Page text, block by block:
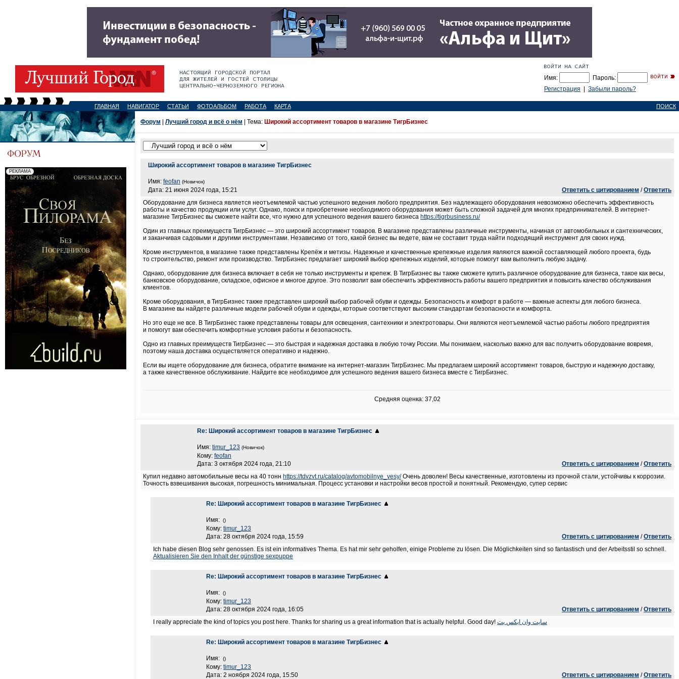
Имя:
Пароль:
Регистрация
Забыли пароль?
ГЛАВНАЯ НАВИГАТОР СТАТЬИ ФОТОАЛЬБОМ РАБОТА КАРТА ПОИСК
Форум Лучший город и всё о нём | Тема: Широкий ассортимент товаров в магазине ТигрБизнес
Широкий ассортимент товаров в магазине ТигрБизнес
Имя: feofan (Новичок)
Дата: 21 июня 2024 года, 15:21 Ответить с цитированием /Ответить
Оборудование для бизнеса является неотъемлемой частью успешного ведения любого предприятия. Без надлежащего оборудования невозможно обеспечить эффективность
работы и качество продукции или услуг. Однако, поиск и приобретение необходимого оборудования может быть сложной задачей для многих предпринимателей. В интернет-
магазине ТигрБизнес вы сможете найти все, что нужно для успешного ведения вашего бизнеса https://tigrbusiness.ru/
Один из главных преимуществ ТигрБизнес — это широкий ассортимент товаров. В магазине представлены различные инструменты, начиная от автомобильных и сантехнических,
и заканчивая садовыми и другими инструментами. Независимо от того, какой бизнес вы ведете, вам не составит труда найти подходящий инструмент для своих нужд.
Кроме инструментов, в магазине также представлены Крепёж и метизы. Надежные и качественные крепежные изделия являются важной составляющей любого проекта, будь
то строительство, ремонт или производство. ТигрБизнес предлагает широкий выбор крепежных изделий, которые помогут вам выполнить любую задачу.
Однако, оборудование для бизнеса включает в себя не только инструменты и крепеж. В ТигрБизнес вы также сможете купить различное оборудование для бизнеса, такое как весы,
банковское оборудование, складское, офисное и многое другое. Это позволит вам обеспечить эффективность работы вашего предприятия и повысить качество обслуживания
клиентов.
Кроме оборудования, в ТигрБизнес также представлен широкий выбор рабочей обуви и одежды. Безопасность и комфорт в работе — важные аспекты для любого бизнеса.
В магазине вы найдете различные модели рабочей обуви и одежды, которые соответствуют высоким стандартам безопасности и комфорта.
Но это еще не все. В ТигрБизнес также представлены товары для освещения, сантехники и электротовары. Они являются неотъемлемой частью работы любого предприятия
и помогут вам обеспечить комфортные условия работы и безопасность.
Одно из главных преимуществ ТигрБизнес — это быстрая и надежная доставка в любую точку России. Мы понимаем, насколько важно для вас получить оборудование вовремя,
поэтому наша доставка осуществляется оперативно и надежно.
Если вы ищете оборудование для бизнеса, обратите внимание на интернет-магазин ТигрБизнес. Мы предлагаем широкий ассортимент товаров, быструю и надежную доставку,
а также качественное обслуживание. Найдите все необходимое для успешного ведения вашего бизнеса вместе с ТигрБизнес.
Средняя оценка: 37,02
Re: Широкий ассортимент товаров в магазине ТигрБизнес
Имя: timur_123 (Новичок)
Кому: feofan
Дата: 3 октября 2024 года, 21:10
Ответить с цитированием /Ответить
Купил недавно автомобильные весы на 40 тонн https://tdvzvt.ru/catalog/avtomobilnye_vesy/Очень доволен! Весы качественные, изготовлены из прочной стали, устойчивы к коррозии.
Точность взвешивания высокая, погрешность минимальная. Процесс установки и настройки весов простой и понятный. Рекомендую, супер сервис
Re: Широкий ассортимент товаров в магазине ТигрБизнес
Имя: ()
Кому: timur_123
Дата: 28 октября 2024 года, 15:59
Ответить с цитированием /Ответить
Ich habe diesen Blog sehr genossen. Es ist ein informatives Thema. Es hat mir sehr geholfen, einige Probleme zu lösen. Die Möglichkeiten sind so fantastisch und der Arbeitsstil so schnell.
Aktualisieren Sie den Inhalt der günstige sexpuppe
Re: Широкий ассортимент товаров в магазине ТигрБизнес
Имя: ()
Кому: timur_123
Дата: 28 октября 2024 года, 16:05
Ответить с цитированием /Ответить
I really appreciate the kind of topics you post here. Thanks for sharing us a great information that is actually helpful. Good day! سایت وان ایکس بت
Re: Широкий ассортимент товаров в магазине ТигрБизнес
Имя: ()
Кому: timur_123
Дата: 2 ноября 2024 года, 15:50
Ответить с цитированием /Ответить